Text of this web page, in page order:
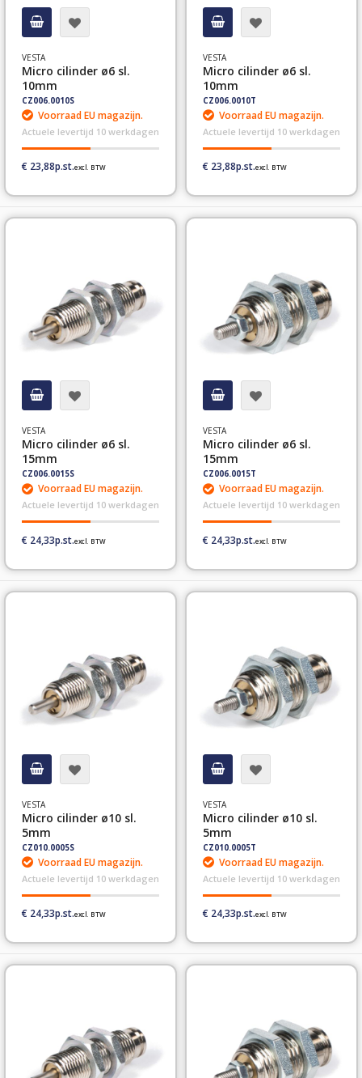
VESTA
Micro cilinder ø6 sl.
10mm
CZ006.0010S
Voorraad EU magazijn.
Actuele levertijd 10 werkdagen
€ 23,88
VESTA
Micro cilinder ø6 sl.
10mm
CZ006.0010T
Voorraad EU magazijn.
Actuele levertijd 10 werkdagen
€ 23,88
VESTA
Micro cilinder ø6 sl.
15mm
CZ006.0015S
Voorraad EU magazijn.
Actuele levertijd 10 werkdagen
€ 24,33
VESTA
Micro cilinder ø6 sl.
15mm
CZ006.0015T
Voorraad EU magazijn.
Actuele levertijd 10 werkdagen
€ 24,33
VESTA
Micro cilinder ø10 sl.
5mm
CZ010.0005S
Voorraad EU magazijn.
Actuele levertijd 10 werkdagen
€ 24,33
VESTA
Micro cilinder ø10 sl.
5mm
CZ010.0005T
Voorraad EU magazijn.
Actuele levertijd 10 werkdagen
€ 24,33